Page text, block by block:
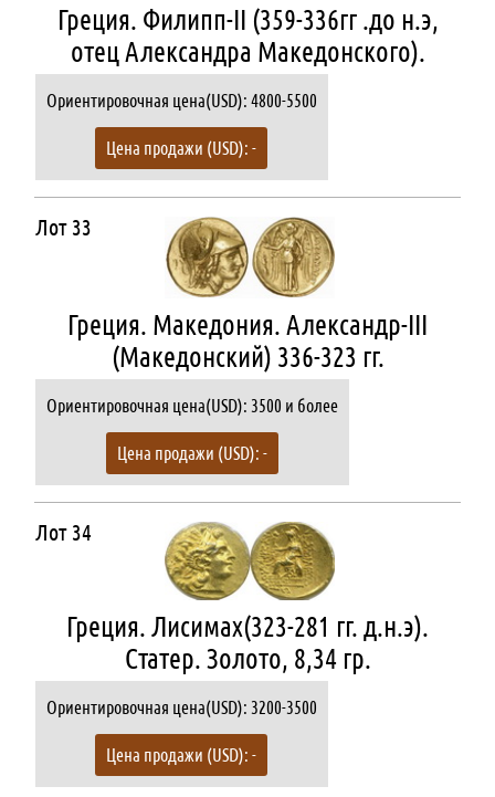
Греция. Филипп-II (359-336гг .до н.э,
отец Александра Македонского).
Ориентировочная цена(USD): 4800-5500
Цена продажи (USD): -
Лот 33
Греция. Македония. Александр-III
(Македонский) 336-323 гг.
Ориентировочная цена(USD): 3500 и более
Цена продажи (USD): -
Лот 34
Греция. Лисимах(323-281 гг. д.н.э).
Статер. Золото, 8,34 гр.
Ориентировочная цена(USD): 3200-3500
Цена продажи (USD): -